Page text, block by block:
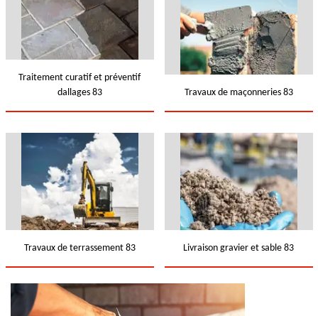
Traitement curatif et préventif
dallages 83
Travaux de maçonneries 83
Travaux de terrassement 83 Livraison gravier et sable 83